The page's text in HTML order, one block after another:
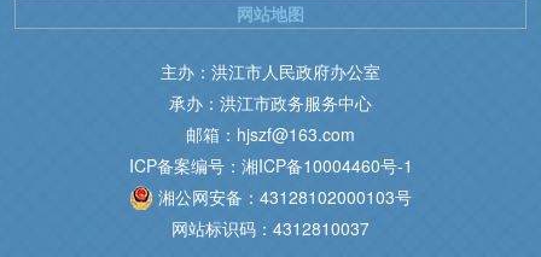
主办：洪江市人民政府办公室
承办：洪江市政务服务中心
邮箱：hjszf@163.com
ICP备案编号：湘ICP备10004460号-1
湘公网安备：43128102000103号
网站标识码：4312810037
网站地图